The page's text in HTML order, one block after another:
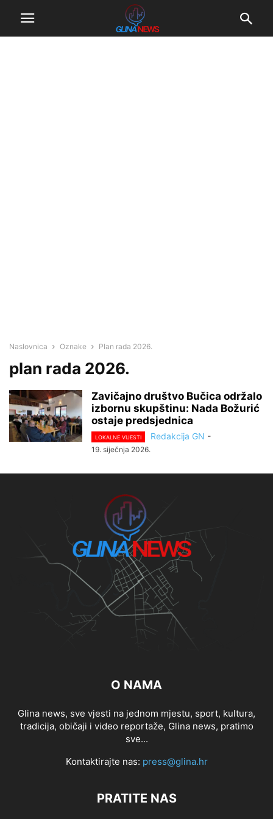
Naslovnica Oznake Plan rada 2026.
plan rada 2026.
Zavičajno društvo Bučica održalo
izbornu skupštinu: Nada Božurić
ostaje predsjednica
LOKALNE VIJESTI Redakcija GN -
19. siječnja 2026.
O NAMA
Glina news, sve vjesti na jednom mjestu, sport, kultura,
tradicija, običaji i video reportaže, Glina news, pratimo
sve...
Kontaktirajte nas: press@glina.hr
PRATITE NAS